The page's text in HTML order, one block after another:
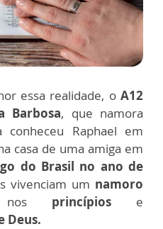
essa realidade, o A12
Barbosa, que namora
conheceu Raphael em
casa de uma amiga em
do Brasil no ano de
vivenciam um namoro
nos princípios e
Deus.